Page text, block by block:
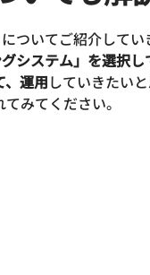
についてご紹介してい
システム」を選択
、運用していきたい
みてください。